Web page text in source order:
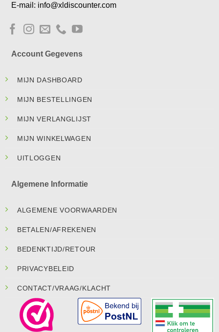
E-mail: info@xldiscounter.com
Account Gegevens
MIJN DASHBOARD
MIJN BESTELLINGEN
MIJN VERLANGLIJST
MIJN WINKELWAGEN
UITLOGGEN
Algemene Informatie
ALGEMENE VOORWAARDEN
BETALEN/AFREKENEN
BEDENKTIJD/RETOUR
PRIVACYBELEID
CONTACT/VRAAG/KLACHT